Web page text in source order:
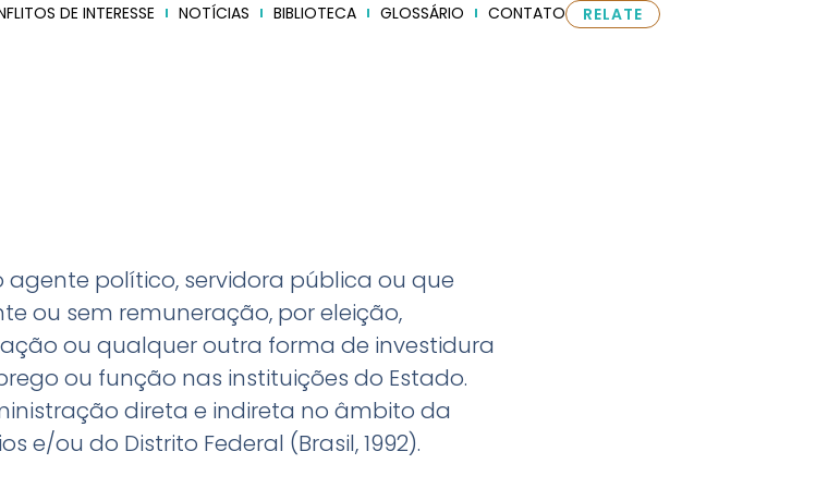
DE INTERESSE NOTÍCIAS BIBLIOTECA GLOSSÁRIO CONTATO RELATE
político, servidora pública ou que
ou sem remuneração, por eleição,
ou qualquer outra forma de investidura
ou função nas instituições do Estado.
direta e indireta no âmbito da
e/ou do Distrito Federal (Brasil, 1992).